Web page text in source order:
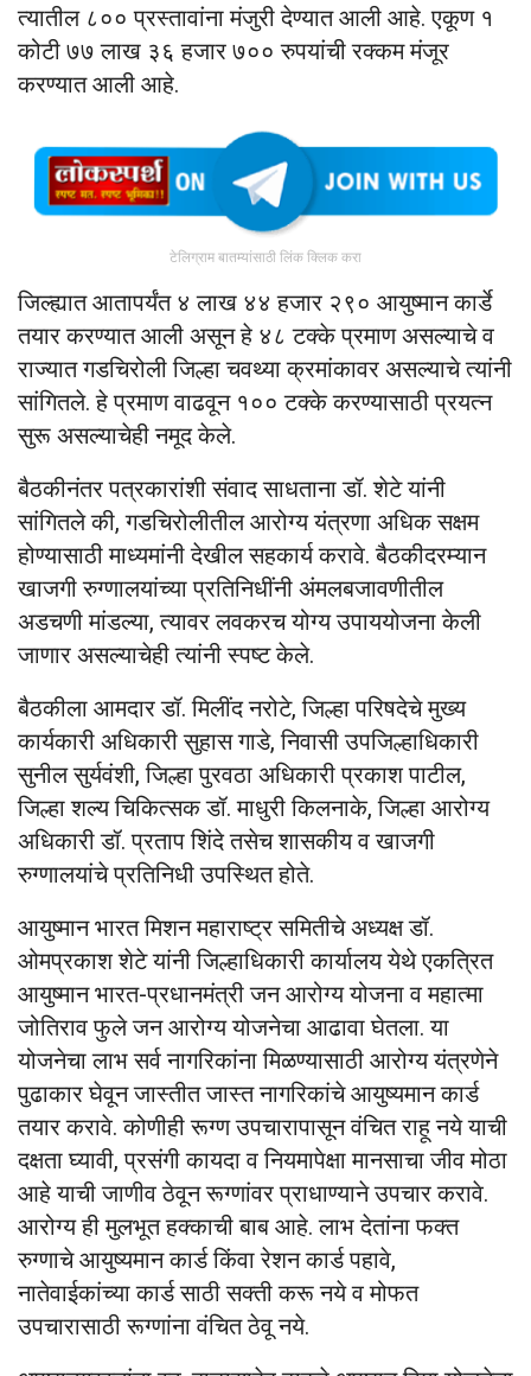
त्यातील ८०० प्रस्तावांना मंजुरी देण्यात आली आहे. एकूण १
कोटी ७७ लाख ३६ हजार ७०० रुपयांची रक्कम मंजूर
करण्यात आली आहे.
टेलिग्राम बातम्यांसाठी लिंक क्लिक करा
जिल्ह्यात आतापर्यंत ४ लाख ४४ हजार २९० आयुष्मान कार्डे
तयार करण्यात आली असून हे ४८ टक्के प्रमाण असल्याचे व
राज्यात गडचिरोली जिल्हा चवथ्या क्रमांकावर असल्याचे त्यांनी
सांगितले. हे प्रमाण वाढवून १०० टक्के करण्यासाठी प्रयत्न
सुरू असल्याचेही नमूद केले.
बैठकीनंतर पत्रकारांशी संवाद साधताना डॉ. शेटे यांनी
सांगितले की, गडचिरोलीतील आरोग्य यंत्रणा अधिक सक्षम
होण्यासाठी माध्यमांनी देखील सहकार्य करावे. बैठकीदरम्यान
खाजगी रुग्णालयांच्या प्रतिनिधींनी अंमलबजावणीतील
अडचणी मांडल्या, त्यावर लवकरच योग्य उपाययोजना केली
जाणार असल्याचेही त्यांनी स्पष्ट केले.
बैठकीला आमदार डॉ. मिलींद नरोटे, जिल्हा परिषदेचे मुख्य
कार्यकारी अधिकारी सुहास गाडे, निवासी उपजिल्हाधिकारी
सुनील सुर्यवंशी, जिल्हा पुरवठा अधिकारी प्रकाश पाटील,
जिल्हा शल्य चिकित्सक डॉ. माधुरी किलनाके, जिल्हा आरोग्य
अधिकारी डॉ. प्रताप शिंदे तसेच शासकीय व खाजगी
रुग्णालयांचे प्रतिनिधी उपस्थित होते.
आयुष्मान भारत मिशन महाराष्ट्र समितीचे अध्यक्ष डॉ.
ओमप्रकाश शेटे यांनी जिल्हाधिकारी कार्यालय येथे एकत्रित
आयुष्मान भारत-प्रधानमंत्री जन आरोग्य योजना व महात्मा
जोतिराव फुले जन आरोग्य योजनेचा आढावा घेतला. या
योजनेचा लाभ सर्व नागरिकांना मिळण्यासाठी आरोग्य यंत्रणेने
पुढाकार घेवून जास्तीत जास्त नागरिकांचे आयुष्यमान कार्ड
तयार करावे. कोणीही रूग्ण उपचारापासून वंचित राहू नये याची
दक्षता घ्यावी, प्रसंगी कायदा व नियमापेक्षा मानसाचा जीव मोठा
आहे याची जाणीव ठेवून रूग्णांवर प्राधाण्याने उपचार करावे.
आरोग्य ही मुलभूत हक्काची बाब आहे. लाभ देतांना फक्त
रुग्णाचे आयुष्यमान कार्ड किंवा रेशन कार्ड पहावे,
नातेवाईकांच्या कार्ड साठी सक्ती करू नये व मोफत
उपचारासाठी रूग्णांना वंचित ठेवू नये.